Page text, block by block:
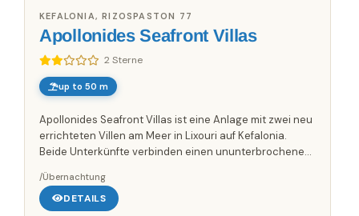
Apollonides Seafront Villas
2 Sterne
KEFALONIA, RIZOSPASTON 77
up to 50 m
Apollonides Seafront Villas ist eine Anlage mit zwei neu
errichteten Villen am Meer in Lixouri auf Kefalonia.
Beide Unterkünfte verbinden einen ununterbrochenen
im...
/Übernachtung
DETAILS